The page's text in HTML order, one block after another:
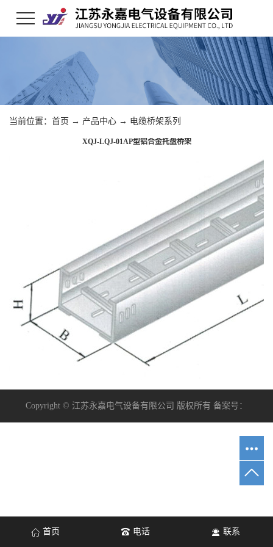
当前位置： 首页 → 产品中心 → 电缆桥架系列
XQJ-LQJ-01AP型铝合金托盘桥架
Copyright © 江苏永嘉电气设备有限公司 版权所有 备案号：
首页 电话 联系